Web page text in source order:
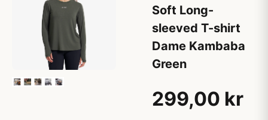
Soft Long-
sleeved T-shirt
Dame Kambaba
Green
299,00 kr